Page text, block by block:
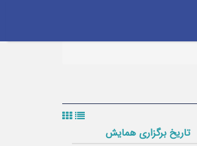
تاریخ برگزاری همایش